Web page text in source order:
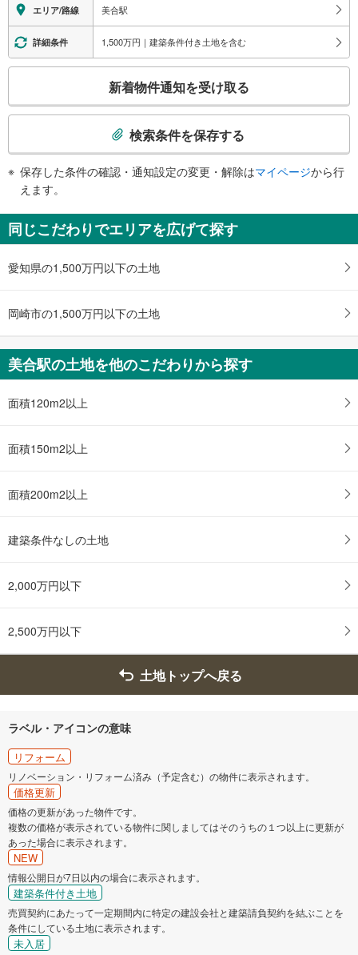
エレベータ
・各ホーム⇔改札
・改札⇔地上
トイレ
その他
・点字案内（券売機・運賃表）
エリア/路線 美合駅
詳細条件 1,500万円｜建築条件付き土地を含む
検
知
を
け
・
件
を
イ
ー
保
す
る
新着物件通知を受け取る
検索条件を保存する
保存した条件の確認・通知設定の変更・解除はマイページから行
えます。
同じこだわりでエリアを広げて探す
愛知県の1,500万円以下の土地
岡崎市の1,500万円以下の土地
美合駅の土地を他のこだわりから探す
面積120m2以上
面積150m2以上
面積200m2以上
建築条件なしの土地
2,000万円以下
2,500万円以下
土地トップへ戻る
ラベル・アイコンの意味
リフォーム
リノベーション・リフォーム済み（予定含む）の物件に表示されます。
価格更新
価格の更新があった物件です。
複数の価格が表示されている物件に関しましてはそのうちの１つ以上に更新が
あった場合に表示されます。
NEW
情報公開日が7日以内の場合に表示されます。
建築条件付き土地
売買契約にあたって一定期間内に特定の建設会社と建築請負契約を結ぶことを
条件にしている土地に表示されます。
未入居